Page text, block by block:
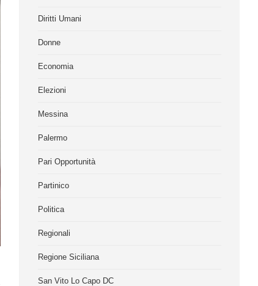
Diritti Umani
Donne
Economia
Elezioni
Messina
Palermo
Pari Opportunità
Partinico
Politica
Regionali
Regione Siciliana
San Vito Lo Capo DC